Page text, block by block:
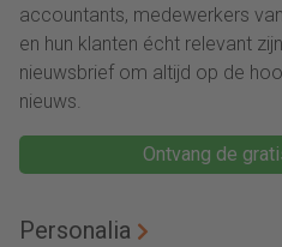
accountants, medewerkers
en hun klanten écht relevant
nieuwsbrief om altijd op de
nieuws.
Ontvang de
Personalia